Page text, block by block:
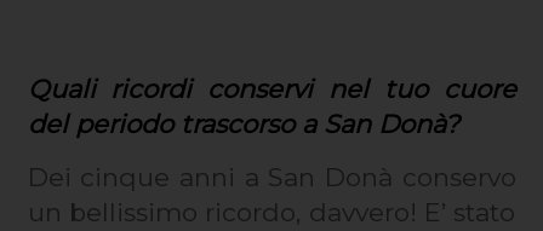
Quali ricordi conservi nel tuo cuore
del periodo trascorso a San Donà?
Dei cinque anni a San Donà conservo
un bellissimo ricordo, davvero! E’ stato